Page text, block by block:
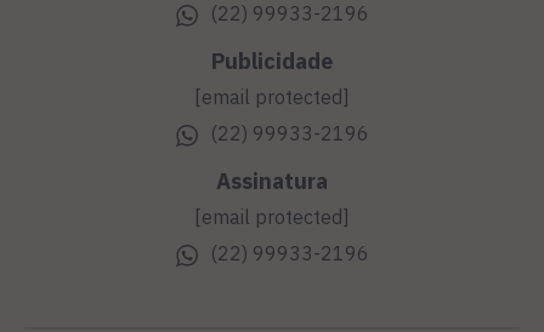
(22) 99933-2196
Publicidade
[email protected]
(22) 99933-2196
Assinatura
[email protected]
(22) 99933-2196